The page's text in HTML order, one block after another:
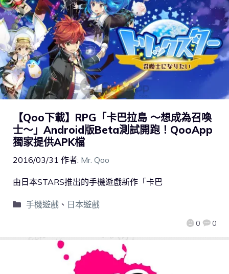
【Qoo下載】RPG「卡巴拉島 ～想成為召喚
士～」Android版Beta測試開跑！QooApp
獨家提供APK檔
2016/03/31 作者: Mr. Qoo
0 0
由日本STARS推出的手機遊戲新作「卡巴
手機遊戲、 日本遊戲